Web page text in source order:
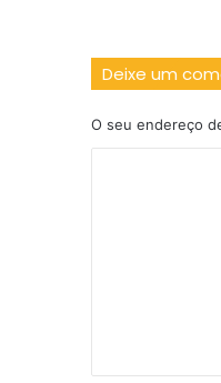
Deixe um
O seu endereço